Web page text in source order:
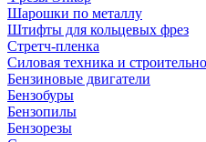
Шарошки по металлу
Штифты для кольцевых фрез
Стретч-пленка
Силовая техника и
Бензиновые двигатели
Бензобуры
Бензопилы
Бензорезы